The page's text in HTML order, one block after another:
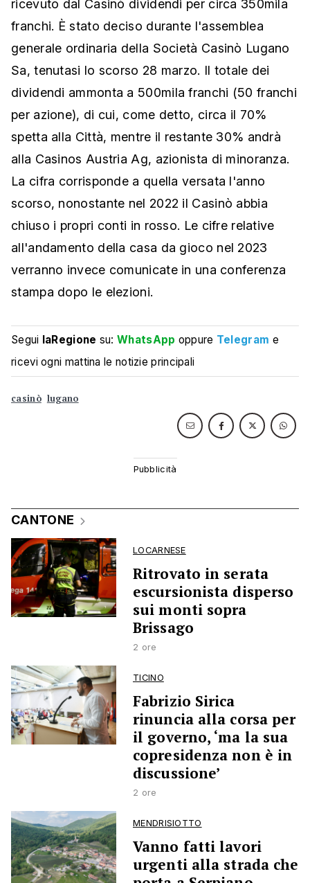
ricevuto dal Casinò dividendi per circa 350mila
franchi. È stato deciso durante l'assemblea
generale ordinaria della Società Casinò Lugano
Sa, tenutasi lo scorso 28 marzo. Il totale dei
dividendi ammonta a 500mila franchi (50 franchi
per azione), di cui, come detto, circa il 70%
spetta alla Città, mentre il restante 30% andrà
alla Casinos Austria Ag, azionista di minoranza.
La cifra corrisponde a quella versata l'anno
scorso, nonostante nel 2022 il Casinò abbia
chiuso i propri conti in rosso. Le cifre relative
all'andamento della casa da gioco nel 2023
verranno invece comunicate in una conferenza
stampa dopo le elezioni.
Segui laRegione su:WhatsApp oppure Telegram e
ricevi ogni mattina le notizie principali
casinò lugano
CANTONE
LOCARNESE
Ritrovato in serata
escursionista disperso
sui monti sopra
Brissago
2 ore
TICINO
Fabrizio Sirica
rinuncia alla corsa per
il governo, ‘ma la sua
copresidenza non è in
discussione’
2 ore
MENDRISIOTTO
Vanno fatti lavori
urgenti alla strada che